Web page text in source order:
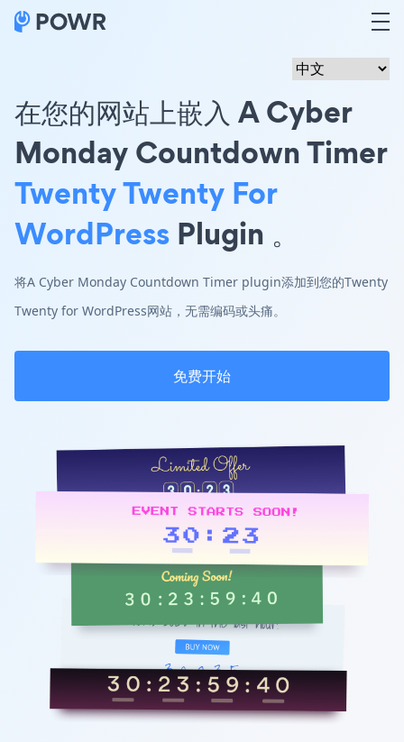
在您的网站上嵌入 A Cyber
Monday Countdown Timer
Twenty Twenty For
WordPress Plugin 。
将A Cyber Monday Countdown Timer plugin添加到您的Twenty
Twenty for WordPress网站，无需编码或头痛。
免费开始